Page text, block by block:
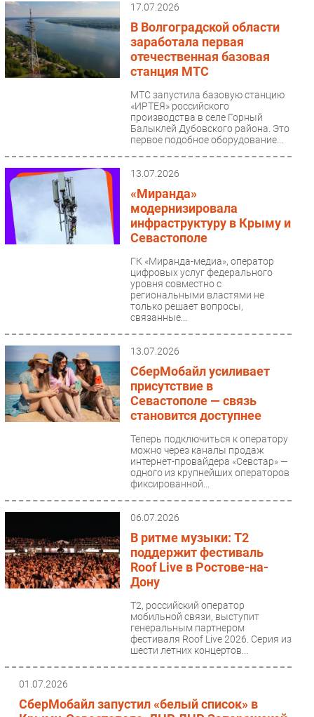
17.07.2026
В Волгоградской области
заработала первая
отечественная базовая
станция МТС
МТС запустила базовую станцию
«ИРТЕЯ» российского
производства в селе Горный
Балыклей Дубовского района. Это
первое подобное оборудование...
13.07.2026
«Миранда»
модернизировала
инфраструктуру в Крыму и
Севастополе
ГК «Миранда-медиа», оператор
цифровых услуг федерального
уровня совместно с
региональными властями не
только решает вопросы,
связанные...
13.07.2026
СберМобайл усиливает
присутствие в
Севастополе — связь
становится доступнее
Теперь подключиться к оператору
можно через каналы продаж
интернет-провайдера «Севстар» —
одного из крупнейших операторов
фиксированной...
06.07.2026
В ритме музыки: T2
поддержит фестиваль
Roof Live в Ростове-на-
Дону
Т2, российский оператор
мобильной связи, выступит
генеральным партнером
фестиваля Roof Live 2026. Серия из
шести летних концертов...
01.07.2026
СберМобайл запустил «белый список» в